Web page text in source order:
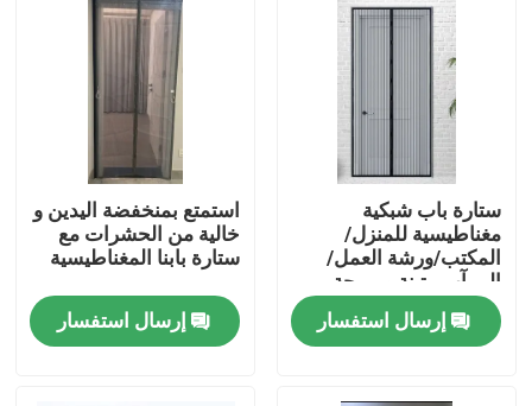
منزل
المنتجات
حول بنا
ستارة باب شبكية
مغناطيسية للمنزل/
المكتب/ورشة العمل/
المرآب متينة ومريحة
بفتحات مغناطيسية
إرسال استفسار
استمتع بمنخفضة اليدين و
خالية من الحشرات مع
ستارة بابنا المغناطيسية
إرسال استفسار